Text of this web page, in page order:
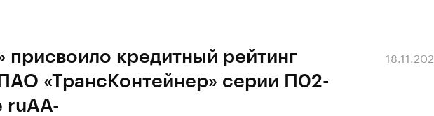
присвоило кредитный рейтинг
«ТрансКонтейнер» серии П02-
ruAA-